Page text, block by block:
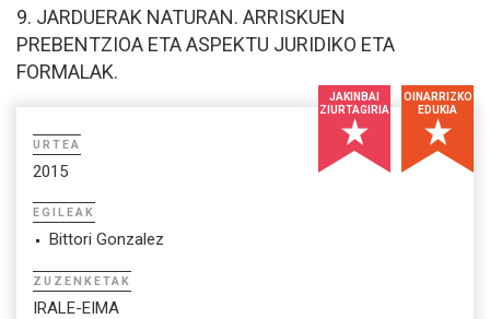
9. JARDUERAK NATURAN. ARRISKUEN
PREBENTZIOA ETA ASPEKTU JURIDIKO ETA
FORMALAK.
JAKINBAI
ZIURTAGIRIA
OINARRIZKO
EDUKIA
URTEA
2015
EGILEAK
Bittori Gonzalez
ZUZENKETAK
IRALE-EIMA